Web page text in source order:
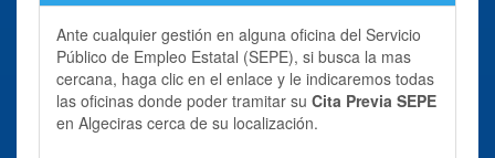
Ante cualquier gestión en alguna oficina del Servicio
Público de Empleo Estatal (SEPE), si busca la mas
cercana, haga clic en el enlace y le indicaremos todas
las oficinas donde poder tramitar su Cita Previa SEPE
en Algeciras cerca de su localización.